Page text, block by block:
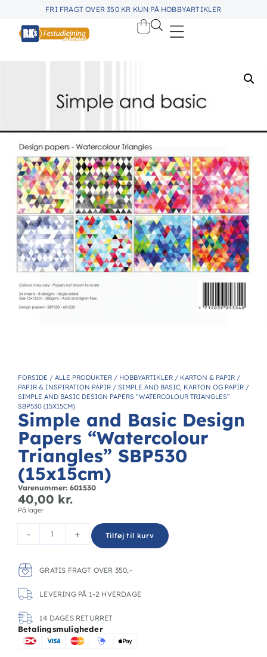
FRI FRAGT OVER 350 KR KUN PÅ HOBBYARTIKLER
FORSIDE / ALLE PRODUKTER / HOBBYARTIKLER / KARTON & PAPIR /
PAPIR & INSPIRATION PAPIR / SIMPLE AND BASIC, KARTON OG PAPIR /
SIMPLE AND BASIC DESIGN PAPERS “WATERCOLOUR TRIANGLES”
SBP530 (15X15CM)
Simple and Basic Design
Papers “Watercolour
Triangles” SBP530
(15x15cm)
Varenummer: 601530
40,00 kr.
På lager
- + Tilføj til kurv
GRATIS FRAGT OVER 350,-
LEVERING PÅ 1-2 HVERDAGE
14 DAGES RETURRET
Betalingsmuligheder